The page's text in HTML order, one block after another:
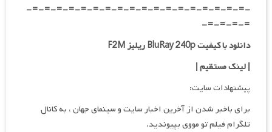
-=-=-=-=-=-=-=-=-=-=-=-=-=-=-=-=-=-=-
=-=-=-=-
دانلود با کیفیت BluRay 240p ریلیز F2M
| لینک مستقیم|
پیشنهادات سایت:
برای باخبر شدن از آخرین اخبار سایت و سینمای جهان ، به کانال
تلگرام فیلم تو مووی بپیوندید.